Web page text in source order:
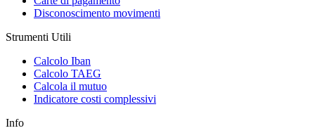
Disconoscimento movimenti
Strumenti Utili
Calcolo Iban
Calcolo TAEG
Calcola il mutuo
Indicatore costi complessivi
Info